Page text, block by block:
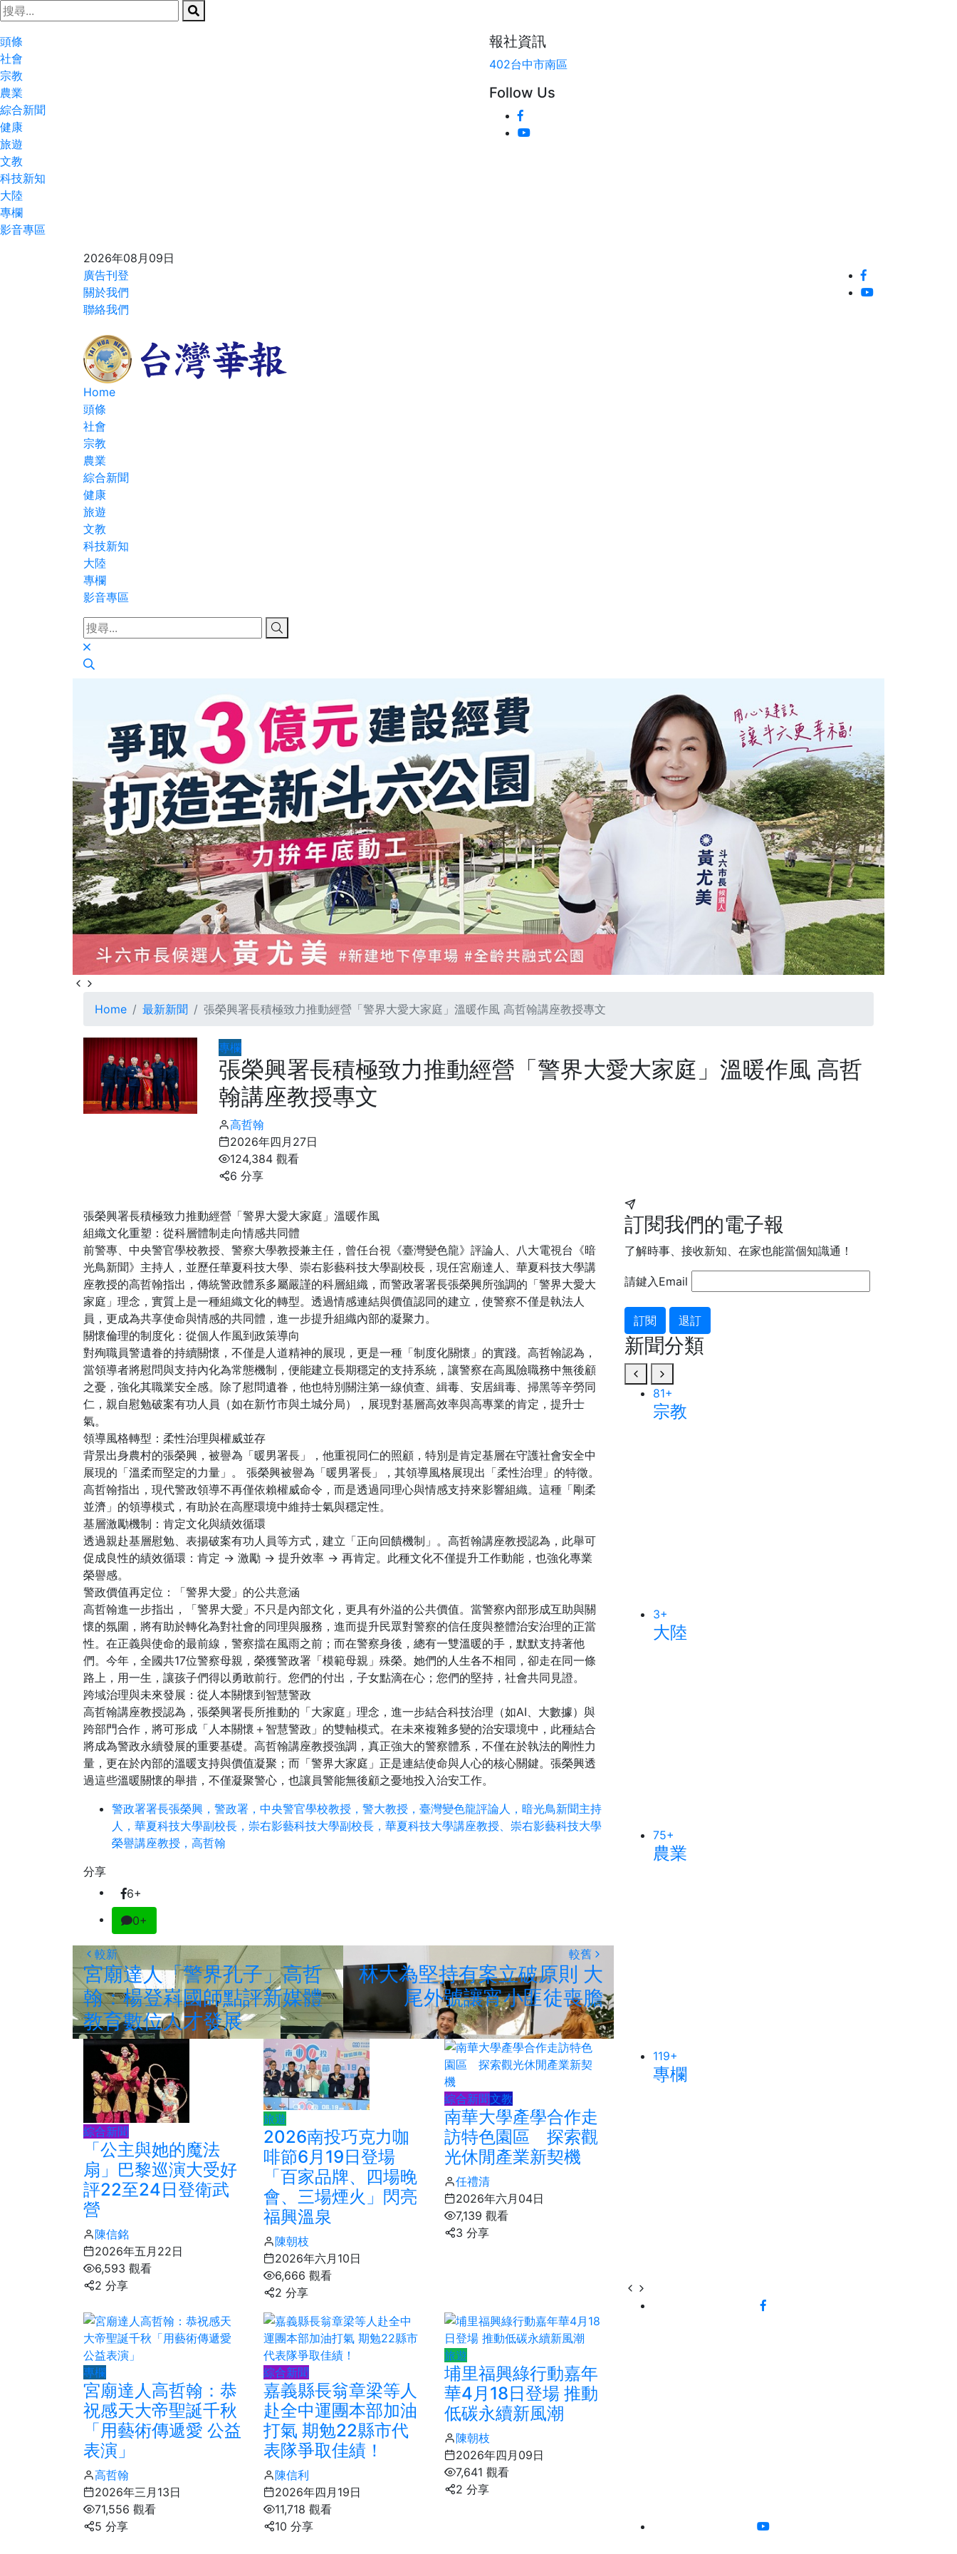
頭條
社會
宗教
農業
綜合新聞
健康
旅遊
文教
科技新知
大陸
專欄
影音專區
報社資訊
402台中市南區
Follow Us
2026年08月09日
廣告刊登
關於我們
聯絡我們
Home
頭條
社會
宗教
農業
綜合新聞
健康
旅遊
文教
科技新知
大陸
專欄
影音專區
Home 最新新聞 張榮興署長積極致力推動經營「警界大愛大家庭」溫暖作風 高哲翰講座教授專文
專欄
張榮興署長積極致力推動經營「警界大愛大家庭」溫暖作風 高哲
翰講座教授專文
高哲翰
2026年四月27日
124,384 觀看
6 分享
張榮興署長積極致力推動經營「警界大愛大家庭」溫暖作風
組織文化重塑：從科層體制走向情感共同體
前警專、中央警官學校教授、警察大學教授兼主任，曾任台視《臺灣變色龍》評論人、八大電視台《暗
光鳥新聞》主持人，並歷任華夏科技大學、崇右影藝科技大學副校長，現任宮廟達人、華夏科技大學講
座教授的高哲翰指出，傳統警政體系多屬嚴謹的科層組織，而警政署署長張榮興所強調的「警界大愛大
家庭」理念，實質上是一種組織文化的轉型。透過情感連結與價值認同的建立，使警察不僅是執法人
員，更成為共享使命與情感的共同體，進一步提升組織內部的凝聚力。
關懷倫理的制度化：從個人作風到政策導向
對殉職員警遺眷的持續關懷，不僅是人道精神的展現，更是一種「制度化關懷」的實踐。高哲翰認為，
當領導者將慰問與支持內化為常態機制，便能建立長期穩定的支持系統，讓警察在高風險職務中無後顧
之憂，強化其職業安全感。除了慰問遺眷，他也特別關注第一線偵查、緝毒、安居緝毒、掃黑等辛勞同
仁，親自慰勉破案有功人員（如在新竹市與土城分局），展現對基層高效率與高專業的肯定，提升士
氣。
領導風格轉型：柔性治理與權威並存
背景出身農村的張榮興，被譽為「暖男署長」，他重視同仁的照顧，特別是肯定基層在守護社會安全中
展現的「溫柔而堅定的力量」。 張榮興被譽為「暖男署長」，其領導風格展現出「柔性治理」的特徵。
高哲翰指出，現代警政領導不再僅依賴權威命令，而是透過同理心與情感支持來影響組織。這種「剛柔
並濟」的領導模式，有助於在高壓環境中維持士氣與穩定性。
基層激勵機制：肯定文化與績效循環
透過親赴基層慰勉、表揚破案有功人員等方式，建立「正向回饋機制」。高哲翰講座教授認為，此舉可
促成良性的績效循環：肯定 → 激勵 → 提升效率 → 再肯定。此種文化不僅提升工作動能，也強化專業
榮譽感。
警政價值再定位：「警界大愛」的公共意涵
高哲翰進一步指出，「警界大愛」不只是內部文化，更具有外溢的公共價值。當警察內部形成互助與關
懷的氛圍，將有助於轉化為對社會的同理與服務，進而提升民眾對警察的信任度與整體治安治理的正當
性。在正義與使命的最前線，警察擋在風雨之前；而在警察身後，總有一雙溫暖的手，默默支持著他
們。今年，全國共17位警察母親，榮獲警政署「模範母親」殊榮。她們的人生各不相同，卻走在同一條
路上，用一生，讓孩子們得以勇敢前行。您們的付出，子女點滴在心；您們的堅持，社會共同見證。
跨域治理與未來發展：從人本關懷到智慧警政
高哲翰講座教授認為，張榮興署長所推動的「大家庭」理念，進一步結合科技治理（如AI、大數據）與
跨部門合作，將可形成「人本關懷＋智慧警政」的雙軸模式。在未來複雜多變的治安環境中，此種結合
將成為警政永續發展的重要基礎。高哲翰講座教授強調，真正強大的警察體系，不僅在於執法的剛性力
量，更在於內部的溫暖支持與價值凝聚；而「警界大家庭」正是連結使命與人心的核心關鍵。張榮興透
過這些溫暖關懷的舉措，不僅凝聚警心，也讓員警能無後顧之憂地投入治安工作。
警政署署長張榮興，警政署，中央警官學校教授，警大教授，臺灣變色龍評論人，暗光鳥新聞主持
人，華夏科技大學副校長，崇右影藝科技大學副校長，華夏科技大學講座教授、崇右影藝科技大學
榮譽講座教授，高哲翰
分享
6+
0+
較新
宮廟達人「警界孔子」高哲
翰：楊登嵙國師點評新媒體
教育數位人才發展
較舊
林大為堅持有案立破原則 大
尾外號讓宵小匪徒喪膽
綜合新聞
「公主與她的魔法
扇」巴黎巡演大受好
評22至24日登衛武
營
陳信銘
2026年五月22日
6,593 觀看
2 分享
旅遊
2026南投巧克力咖
啡節6月19日登場
「百家品牌、四場晚
會、三場煙火」閃亮
福興溫泉
陳朝枝
2026年六月10日
6,666 觀看
2 分享
綜合新聞文教
南華大學產學合作走
訪特色園區 探索觀
光休閒產業新契機
任禮清
2026年六月04日
7,139 觀看
3 分享
專欄
宮廟達人高哲翰：恭
祝感天大帝聖誕千秋
「用藝術傳遞愛 公益
表演」
高哲翰
2026年三月13日
71,556 觀看
5 分享
綜合新聞
嘉義縣長翁章梁等人
赴全中運團本部加油
打氣 期勉22縣市代
表隊爭取佳績！
陳信利
2026年四月19日
11,718 觀看
10 分享
旅遊
埔里福興綠行動嘉年
華4月18日登場 推動
低碳永續新風潮
陳朝枝
2026年四月09日
7,641 觀看
2 分享
訂閱我們的電子報
了解時事、接收新知、在家也能當個知識通！
請鍵入Email
訂閱 退訂
新聞分類
484+
社會
259 +
健康
236+
文教
81+
宗教
3+
大陸
75+
農業
119+
專欄
42+
科技新知
871
綜合新聞
52+
頭條
170+
旅遊